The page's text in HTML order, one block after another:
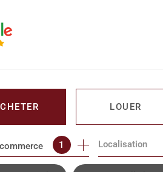
L'IMMO PRO
LOUER
DE L'IMMO PRO
1 Localisation